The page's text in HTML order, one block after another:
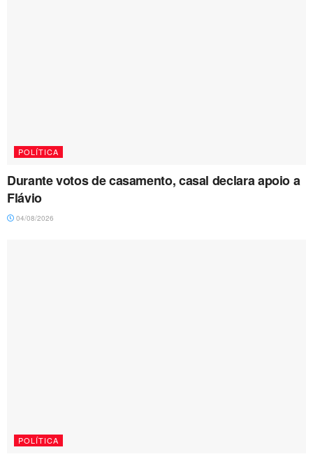
POLÍTICA
Durante votos de casamento, casal declara apoio a
Flávio
04/08/2026
POLÍTICA